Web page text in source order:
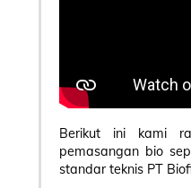
Berikut ini kami
pemasangan bio
standar teknis PT